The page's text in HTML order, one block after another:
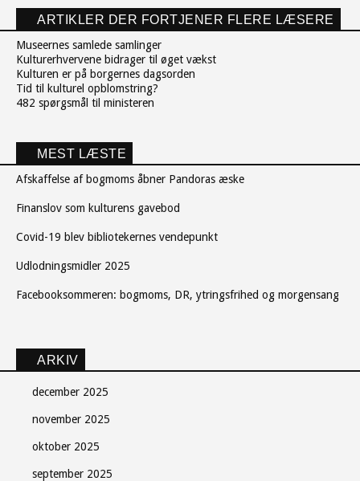
ARTIKLER DER FORTJENER FLERE LÆSERE
Museernes samlede samlinger
Kulturerhvervene bidrager til øget vækst
Kulturen er på borgernes dagsorden
Tid til kulturel opblomstring?
482 spørgsmål til ministeren
MEST LÆSTE
Afskaffelse af bogmoms åbner Pandoras æske
Finanslov som kulturens gavebod
Covid-19 blev bibliotekernes vendepunkt
Udlodningsmidler 2025
Facebooksommeren: bogmoms, DR, ytringsfrihed og morgensang
ARKIV
december 2025
november 2025
oktober 2025
september 2025